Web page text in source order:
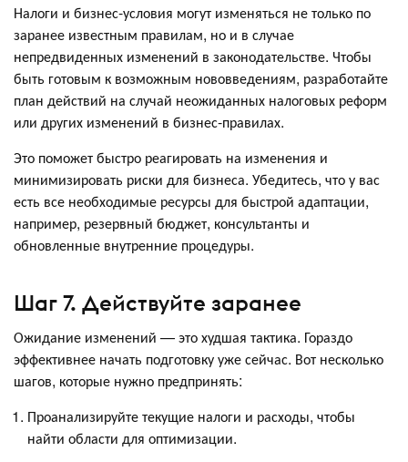
Налоги и бизнес-условия могут изменяться не только по
заранее известным правилам, но и в случае
непредвиденных изменений в законодательстве. Чтобы
быть готовым к возможным нововведениям, разработайте
план действий на случай неожиданных налоговых реформ
или других изменений в бизнес-правилах.
Это поможет быстро реагировать на изменения и
минимизировать риски для бизнеса. Убедитесь, что у вас
есть все необходимые ресурсы для быстрой адаптации,
например, резервный бюджет, консультанты и
обновленные внутренние процедуры.
Шаг 7. Действуйте заранее
Ожидание изменений — это худшая тактика. Гораздо
эффективнее начать подготовку уже сейчас. Вот несколько
шагов, которые нужно предпринять:
Проанализируйте текущие налоги и расходы, чтобы
найти области для оптимизации.